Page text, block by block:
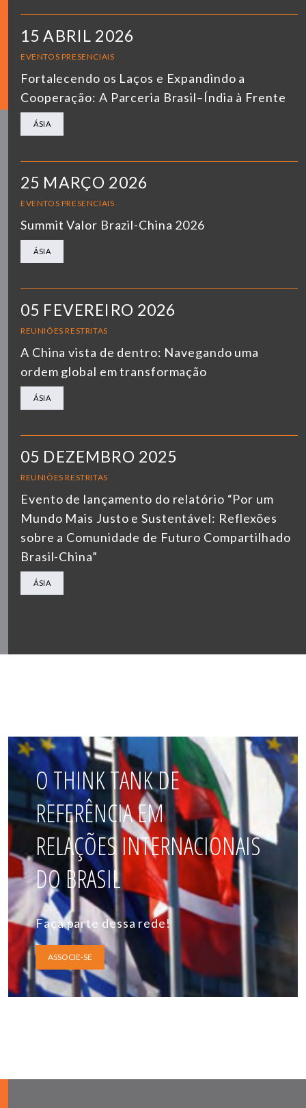
15 ABRIL 2026
EVENTOS PRESENCIAIS
Fortalecendo os Laços e Expandindo a
Cooperação: A Parceria Brasil–Índia à Frente
ÁSIA
25 MARÇO 2026
EVENTOS PRESENCIAIS
Summit Valor Brazil-China 2026
ÁSIA
05 FEVEREIRO 2026
REUNIÕES RESTRITAS
A China vista de dentro: Navegando uma
ordem global em transformação
ÁSIA
05 DEZEMBRO 2025
REUNIÕES RESTRITAS
Evento de lançamento do relatório “Por um
Mundo Mais Justo e Sustentável: Reflexões
sobre a Comunidade de Futuro Compartilhado
Brasil-China”
ÁSIA
O THINK TANK DE
REFERÊNCIA EM
RELAÇÕES INTERNACIONAIS
DO BRASIL
Faça parte dessa rede!
ASSOCIE-SE